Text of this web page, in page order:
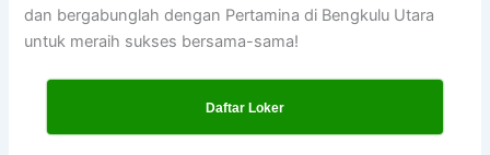
dan bergabunglah dengan Pertamina di Bengkulu Utara
untuk meraih sukses bersama-sama!
Daftar Loker